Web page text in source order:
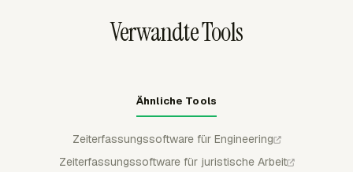
Verwandte Tools
Ähnliche Tools
Zeiterfassungssoftware für Engineering
Zeiterfassungssoftware für juristische Arbeit